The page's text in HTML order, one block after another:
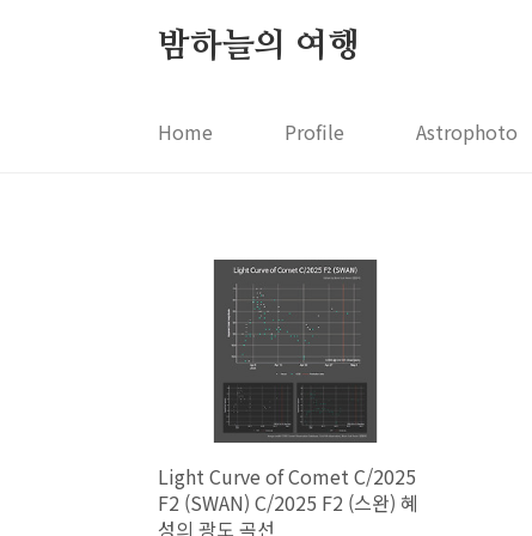
밤하늘의 여행
Home Profile Astrophoto
Light Curve of Comet C/2025
F2 (SWAN) C/2025 F2 (스완) 혜
성의 광도 곡선